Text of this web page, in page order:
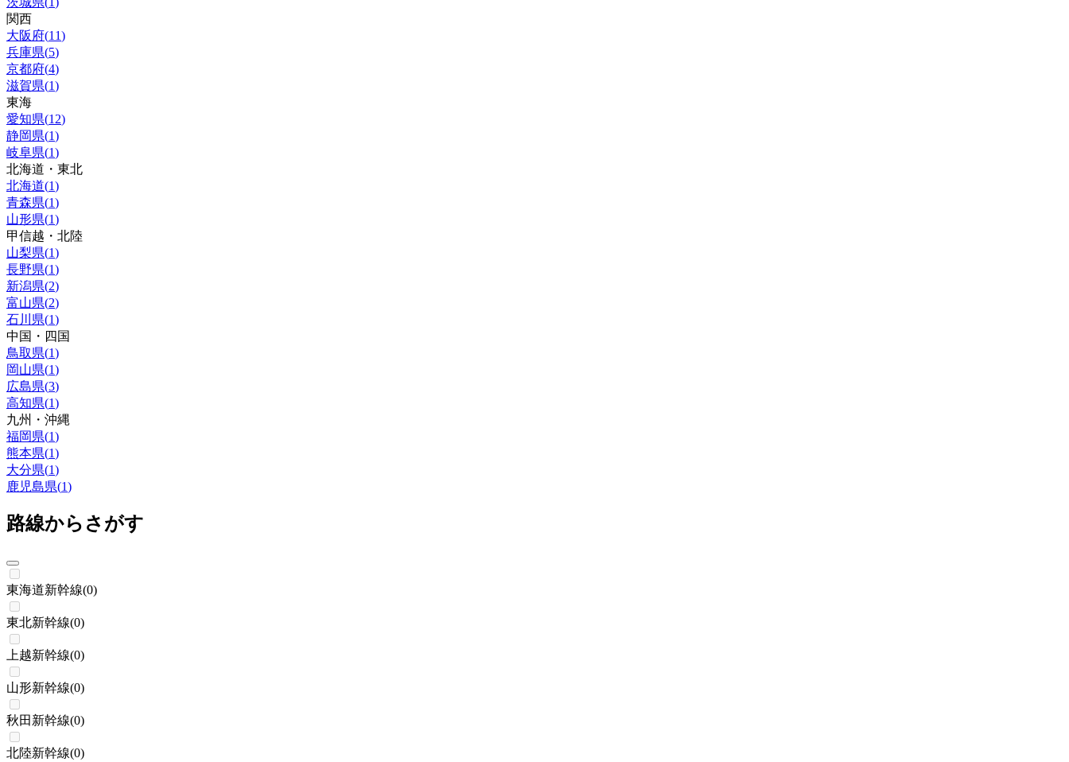
関西
大阪府(11)
兵庫県(5)
京都府(4)
滋賀県(1)
東海
愛知県(12)
静岡県(1)
岐阜県(1)
北海道・東北
北海道(1)
青森県(1)
山形県(1)
甲信越・北陸
山梨県(1)
長野県(1)
新潟県(2)
富山県(2)
石川県(1)
中国・四国
鳥取県(1)
岡山県(1)
広島県(3)
高知県(1)
九州・沖縄
福岡県(1)
熊本県(1)
大分県(1)
鹿児島県(1)
路線からさがす
東海道新幹線(0)
東北新幹線(0)
上越新幹線(0)
山形新幹線(0)
秋田新幹線(0)
北陸新幹線(0)